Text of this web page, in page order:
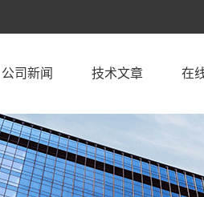
公司新闻 技术文章 在